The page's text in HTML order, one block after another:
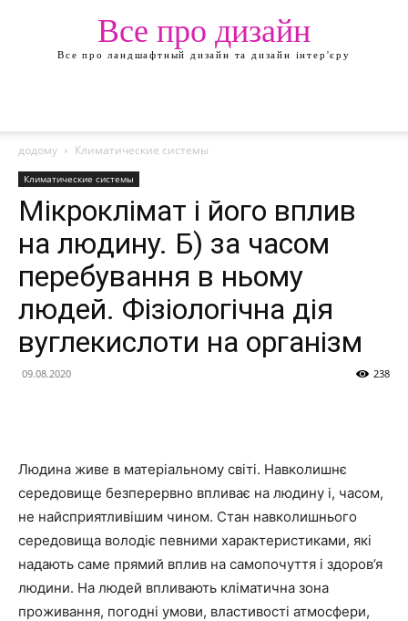
Все про дизайн
Все про ландшафтный дизайн та дизайн інтер'єру
додому Климатические системы
Климатические системы
Мікроклімат і його вплив
на людину. Б) за часом
перебування в ньому
людей. Фізіологічна дія
вуглекислоти на організм
09.08.2020 238
Людина живе в матеріальному світі. Навколишнє
середовище безперервно впливає на людину і, часом,
не найсприятливішим чином. Стан навколишнього
середовища володіє певними характеристиками, які
надають саме прямий вплив на самопочуття і здоров’я
людини. На людей впливають кліматична зона
проживання, погодні умови, властивості атмосфери,